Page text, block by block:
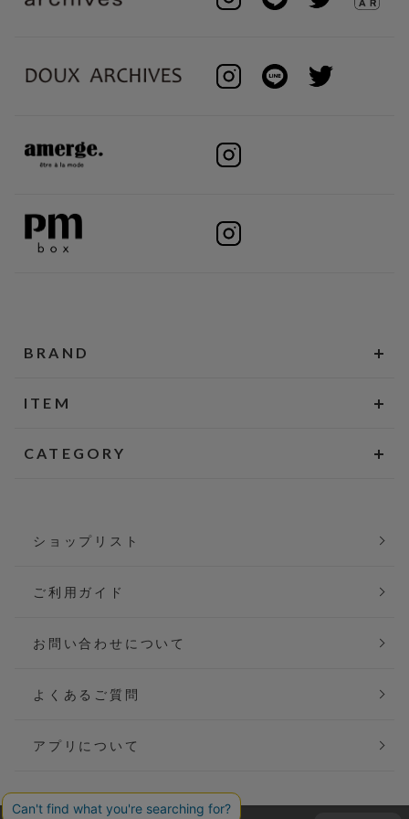
BRAND
ITEM
CATEGORY
ショップリスト
ご利用ガイド
お問い合わせについて
よくあるご質問
アプリについて